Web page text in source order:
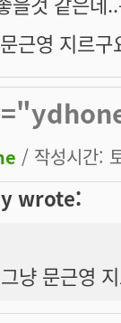
근영 지르
/ 작성시간:
wrote:
냥 문근영